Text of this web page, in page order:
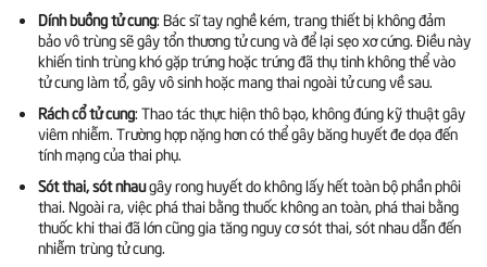
Dính buồng tử cung: Bác sĩ tay nghề kém, trang thiết bị không đảm
bảo vô trùng sẽ gây tổn thương tử cung và để lại sẹo xơ cứng. Điều này
khiến tinh trùng khó gặp trứng hoặc trứng đã thụ tinh không thể vào
tử cung làm tổ, gây vô sinh hoặc mang thai ngoài tử cung về sau.
Rách cổ tử cung: Thao tác thực hiện thô bạo, không đúng kỹ thuật gây
viêm nhiễm. Trường hợp nặng hơn có thể gây băng huyết đe dọa đến
tính mạng của thai phụ.
Sót thai, sót nhaugây rong huyết do không lấy hết toàn bộ phần phôi
thai. Ngoài ra, việc phá thai bằng thuốc không an toàn, phá thai bằng
thuốc khi thai đã lớn cũng gia tăng nguy cơ sót thai, sót nhau dẫn đến
nhiễm trùng tử cung.